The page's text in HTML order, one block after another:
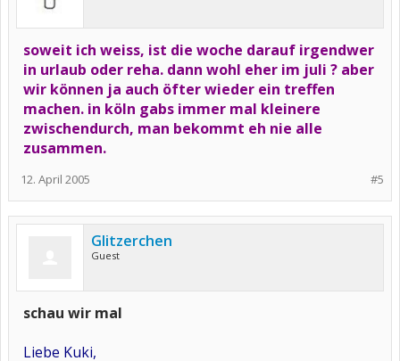
soweit ich weiss, ist die woche darauf irgendwer
in urlaub oder reha. dann wohl eher im juli ? aber
wir können ja auch öfter wieder ein treffen
machen. in köln gabs immer mal kleinere
zwischendurch, man bekommt eh nie alle
zusammen.
#5
12. April 2005
Glitzerchen
Guest
schau wir mal
Liebe Kuki,